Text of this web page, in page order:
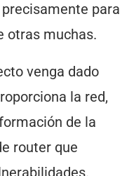
para
otras muchas.
venga dado
la red,
de la
router que